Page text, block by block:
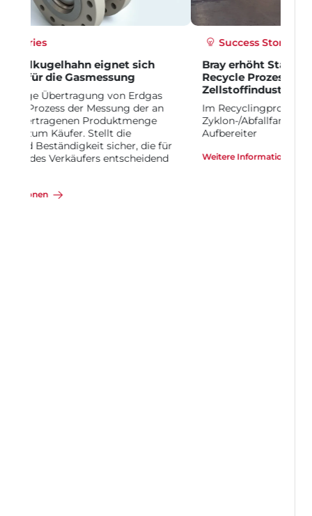
Bray erhöht Standzeit um das 4-fache im
Recycle Prozess der Papier- &
Zellstoffindustrie
Im Recyclingprozess befindet sich ein
Zyklon-/Abfallfanggerät unmittelbar nach dem
Aufbereiter
Weitere Informationen